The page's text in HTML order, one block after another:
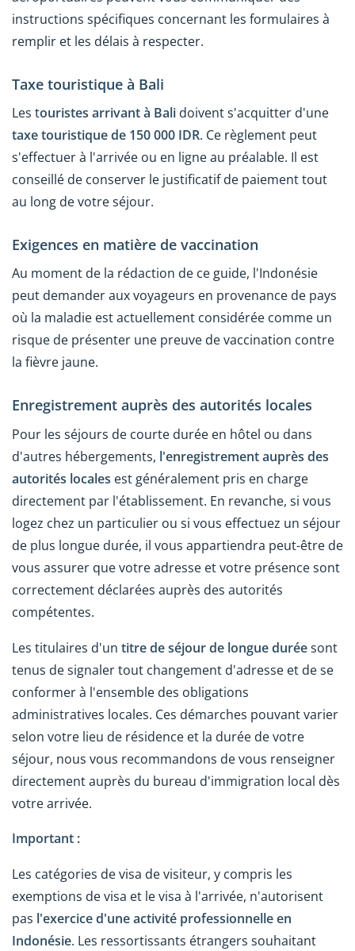
instructions spécifiques concernant les formulaires à
remplir et les délais à respecter.
Taxe touristique à Bali
Les touristes arrivant à Bali doivent s'acquitter d'une
taxe touristique de 150 000 IDR. Ce règlement peut
s'effectuer à l'arrivée ou en ligne au préalable. Il est
conseillé de conserver le justificatif de paiement tout
au long de votre séjour.
Exigences en matière de vaccination
Au moment de la rédaction de ce guide, l'Indonésie
peut demander aux voyageurs en provenance de pays
où la maladie est actuellement considérée comme un
risque de présenter une preuve de vaccination contre
la fièvre jaune.
Enregistrement auprès des autorités locales
Pour les séjours de courte durée en hôtel ou dans
d'autres hébergements, l'enregistrement auprès des
autorités locales est généralement pris en charge
directement par l'établissement. En revanche, si vous
logez chez un particulier ou si vous effectuez un séjour
de plus longue durée, il vous appartiendra peut-être de
vous assurer que votre adresse et votre présence sont
correctement déclarées auprès des autorités
compétentes.
Les titulaires d'un titre de séjour de longue duréesont
tenus de signaler tout changement d'adresse et de se
conformer à l'ensemble des obligations
administratives locales. Ces démarches pouvant varier
selon votre lieu de résidence et la durée de votre
séjour, nous vous recommandons de vous renseigner
directement auprès du bureau d'immigration local dès
votre arrivée.
Important :
Les catégories de visa de visiteur, y compris les
exemptions de visa et le visa à l'arrivée, n'autorisent
pas l'exercice d'une activité professionnelle en
Indonésie. Les ressortissants étrangers souhaitant